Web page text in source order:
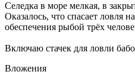
Селедка в море мелкая, в
Оказалось, что спасает ловля
обеспечения рыбой трёх
Включаю стачек для ловли
Вложения